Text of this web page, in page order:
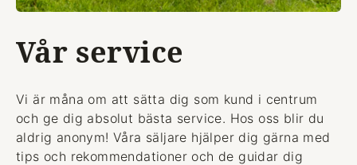
Vår service
Vi är måna om att sätta dig som kund i centrum
och ge dig absolut bästa service. Hos oss blir du
aldrig anonym! Våra säljare hjälper dig gärna med
tips och rekommendationer och de guidar dig